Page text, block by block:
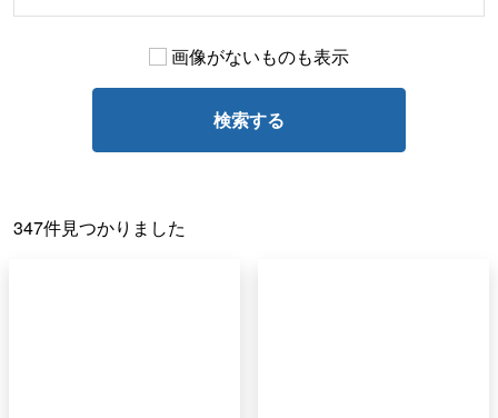
画像がないものも表示
検索する
347件見つかりました